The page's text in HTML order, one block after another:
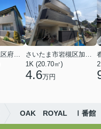
1K (20.70㎡)
4.6万円
OAK ROYAL Ⅰ番館